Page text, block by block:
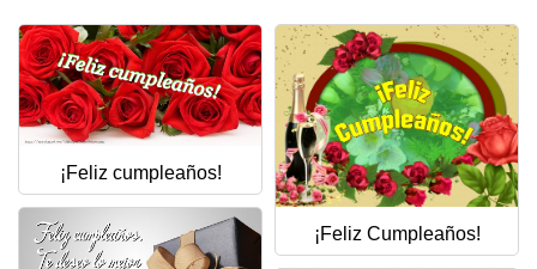
Felicitaciones para años
Felicitaciones días de la semana
Felicitaciones días del año
Felicitaciones musicales
¡Feliz cumpleaños!
¡Feliz Cumpleaños!